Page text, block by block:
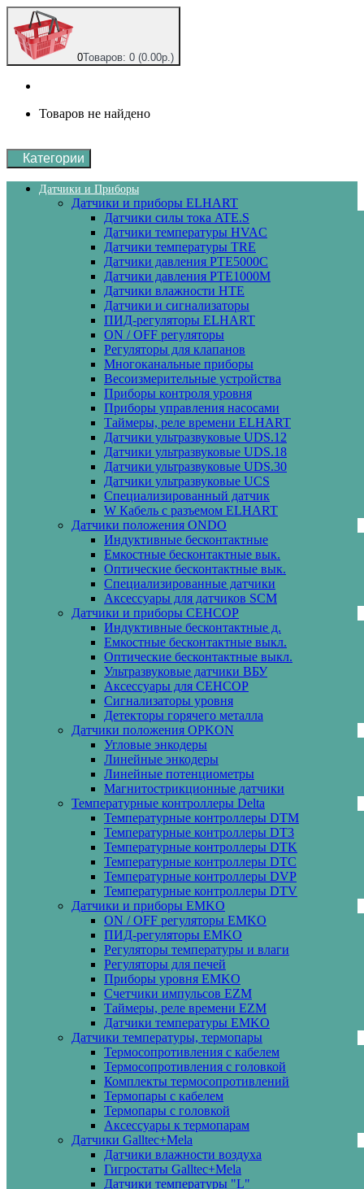
0Товаров: 0 (0.00р.)
Товаров не найдено
Категории
Датчики и Приборы
Датчики и приборы ELHART
Датчики силы тока ATE.S
Датчики температуры HVAC
Датчики температуры ТRE
Датчики давления PTE5000C
Датчики давления РТЕ1000М
Датчики влажности HTE
Датчики и сигнализаторы
ПИД-регуляторы ELHART
ON / OFF регуляторы
Регуляторы для клапанов
Многоканальные приборы
Весоизмерительные устройства
Приборы контроля уровня
Приборы управления насосами
Таймеры, реле времени ELHART
Датчики ультразвуковые UDS.12
Датчики ультразвуковые UDS.18
Датчики ультразвуковые UDS.30
Датчики ультразвуковые UCS
Специализированный датчик
W Кабель с разъемом ELHART
Датчики положения ONDO
Индуктивные бесконтактные
Емкостные бесконтактные вык.
Оптические бесконтактные вык.
Специализированные датчики
Аксессуары для датчиков SCM
Датчики и приборы СЕНСОР
Индуктивные бесконтактные д.
Емкостные бесконтактные выкл.
Оптические бесконтактные выкл.
Ультразвуковые датчики ВБУ
Аксессуары для СЕНСОР
Сигнализаторы уровня
Детекторы горячего металла
Датчики положения OPKON
Угловые энкодеры
Линейные энкодеры
Линейные потенциометры
Магнитострикционные датчики
Температурные контроллеры Delta
Температурные контроллеры DTM
Температурные контроллеры DT3
Температурные контроллеры DTK
Температурные контроллеры DTC
Температурные контроллеры DVP
Температурные контроллеры DTV
Датчики и приборы EMKO
ON / OFF регуляторы EMKO
ПИД-регуляторы EMKO
Регуляторы температуры и влаги
Регуляторы для печей
Приборы уровня EMKO
Счетчики импульсов EZM
Таймеры, реле времени EZM
Датчики температуры EMKO
Датчики температуры, термопары
Термосопротивления с кабелем
Термосопротивления с головкой
Комплекты термосопротивлений
Термопары с кабелем
Термопары с головкой
Аксессуары к термопарам
Датчики Galltec+Mela
Датчики влажности воздуха
Гигростаты Galltec+Mela
Датчики температуры "L"